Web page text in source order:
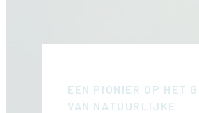
EEN PIONIER OP HET
VAN NATUURLIJKE